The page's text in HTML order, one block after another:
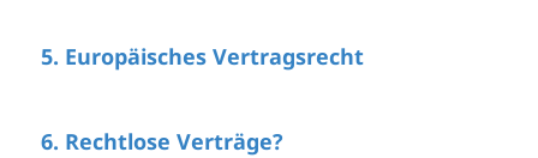
5. Europäisches Vertragsrecht
6. Rechtlose Verträge?